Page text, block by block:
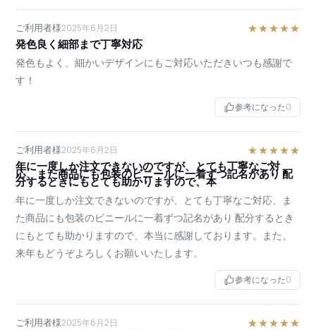
ご利用者様2025年6月2日 ★★★★★
発色良く細部まで丁寧対応
発色もよく、細かいデザインにもご対応いただきいつも感謝で
す！
参考になった0
ご利用者様2025年6月2日 ★★★★★
年に一度しか注文できないのですが、とても丁寧なご対
応、また商品にも包装のビニールに一着ずつ記名があり 配
分するときにもとても助かりますので、本
年に一度しか注文できないのですが、とても丁寧なご対応、ま
た商品にも包装のビニールに一着ずつ記名があり 配分するとき
にもとても助かりますので、本当に感謝しております。また、
来年もどうぞよろしくお願いいたします。
参考になった0
ご利用者様2025年6月2日 ★★★★★